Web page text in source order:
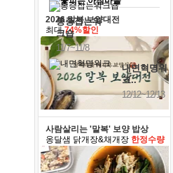
통증잡는워
크숍
11/7~11/8
내면혁명워
크..
12/12~12/13
2026 말복 보양대전
최대74%할인
사람살리는 '말복' 보양 밥상
옹달샘 닭개장&채개장 한정수량